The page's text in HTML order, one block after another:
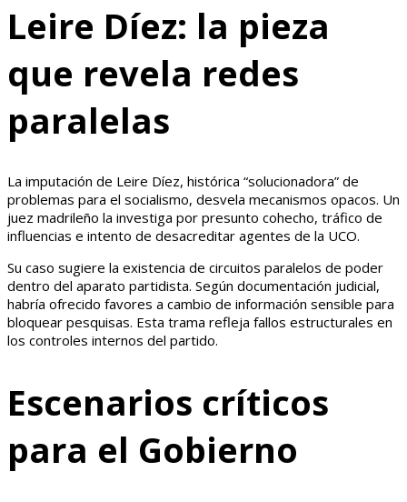
Leire Díez: la pieza
que revela redes
paralelas
La imputación de Leire Díez, histórica “solucionadora” de
problemas para el socialismo, desvela mecanismos opacos. Un
juez madrileño la investiga por presunto cohecho, tráfico de
influencias e intento de desacreditar agentes de la UCO.
Su caso sugiere la existencia de circuitos paralelos de poder
dentro del aparato partidista. Según documentación judicial,
habría ofrecido favores a cambio de información sensible para
bloquear pesquisas. Esta trama refleja fallos estructurales en
los controles internos del partido.
Escenarios críticos
para el Gobierno